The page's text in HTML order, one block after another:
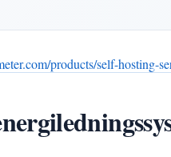
products/self-hosting-